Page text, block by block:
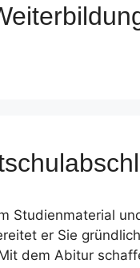
Studienmaterial
er Sie
dem Abitur